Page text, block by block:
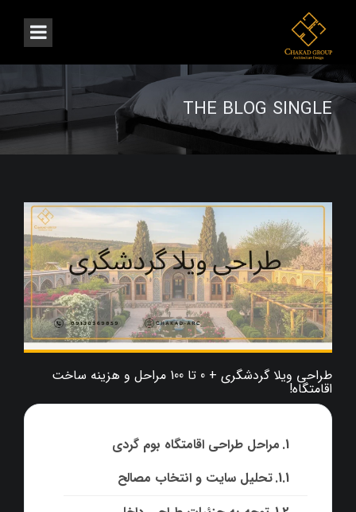
THE BLOG SINGLE
طراحی ویلا گردشگری + 0 تا 100 مراحل و هزینه ساخت
اقامتگاه!
مراحل طراحی اقامتگاه بوم گردی
تحلیل سایت و انتخاب مصالح